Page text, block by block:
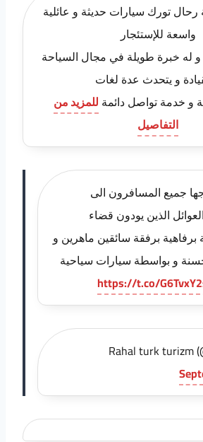
تورك سيارات حديثة و عائلية
واسعة للإستئجار
خبرة طويلة في مجال السياحة
و يتحدث عدة لغات
و خدمة تواصل دائمة للمزيد من
التفاصيل
جميع المسافرون الى
الذين يودون قضاء
برفاهية برفقة سائقين ماهرين و
و بواسطة سيارات سياحية
https://t.co/